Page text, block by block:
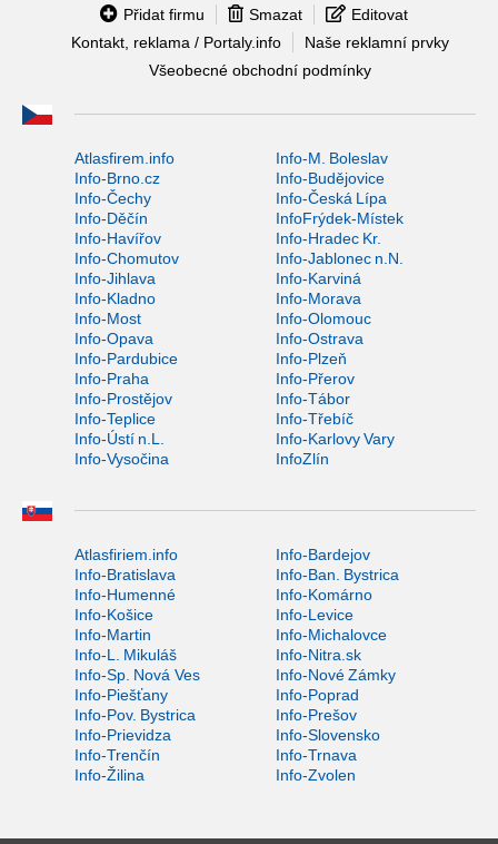
Přidat firmu Smazat
Editovat
Kontakt, reklama / Portaly.info
Naše reklamní prvky
Všeobecné obchodní podmínky
Atlasfirem.info
Info-M. Boleslav
Info-Brno.cz
Info-Budějovice
Info-Čechy
Info-Česká Lípa
Info-Děčín
InfoFrýdek-Místek
Info-Havířov
Info-Hradec Kr.
Info-Chomutov
Info-Jablonec n.N.
Info-Jihlava
Info-Karviná
Info-Kladno
Info-Morava
Info-Most
Info-Olomouc
Info-Opava
Info-Ostrava
Info-Pardubice
Info-Plzeň
Info-Praha
Info-Přerov
Info-Prostějov
Info-Tábor
Info-Teplice
Info-Třebíč
Info-Ústí n.L.
Info-Karlovy Vary
Info-Vysočina
InfoZlín
Atlasfiriem.info
Info-Bardejov
Info-Bratislava
Info-Ban. Bystrica
Info-Humenné
Info-Komárno
Info-Košice
Info-Levice
Info-Martin
Info-Michalovce
Info-L. Mikuláš
Info-Nitra.sk
Info-Sp. Nová Ves
Info-Nové Zámky
Info-Piešťany
Info-Poprad
Info-Pov. Bystrica
Info-Prešov
Info-Prievidza
Info-Slovensko
Info-Trenčín
Info-Trnava
Info-Žilina
Info-Zvolen